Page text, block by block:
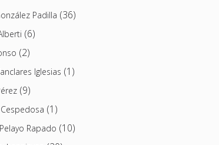
Padilla (36)
(6)
(2)
Iglesias (1)
(9)
(1)
Rapado (10)